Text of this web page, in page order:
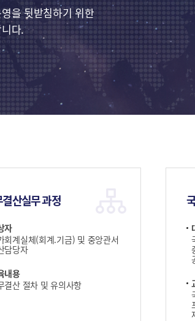
을 뒷받침하기 위한
다.
산실무 과정
자
회계실체(회계.기금) 및 중앙관서
담당자
내용
결산 절차 및 유의사항